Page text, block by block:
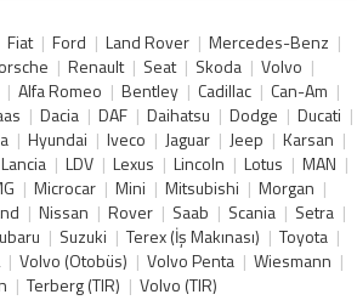
Fiat Ford Land Rover
Mercedes-Benz
Renault Seat Skoda
Volvo
Alfa Romeo Bentley Cadillac
Can-Am
Dacia DAF Daihatsu Dodge
Ducati
Hyundai Iveco Jaguar Jeep
Karsan
Lancia LDV Lexus Lincoln Lotus
MAN
Microcar Mini Mitsubishi
Morgan
Nissan Rover Saab Scania
Setra
Suzuki Terex (İş Makınası)
Toyota
Volvo (Otobüs) Volvo Penta
Wiesmann
Terberg (TIR)
Volvo (TIR)